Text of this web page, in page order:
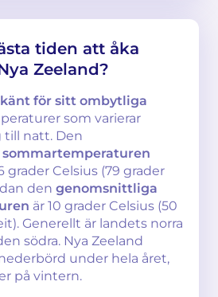
tiden att åka
Zeeland?
för sitt ombytliga
som varierar
till natt. Den
grader Celsius (79 grader
den genomsnittliga
är 10 grader Celsius (50
Generellt är landets norra
södra. Nya Zeeland
under hela året,
på vintern.